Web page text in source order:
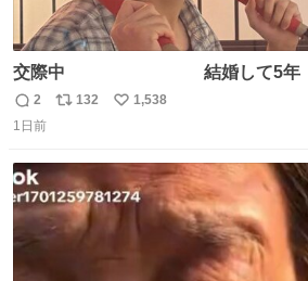
交際中 結婚して5年
返
信
2
リ
ト
数
132
い
1,538
1日前